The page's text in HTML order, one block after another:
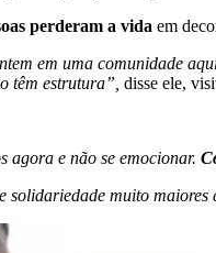
perderam a vida em
em uma comunidade
têm estrutura”, disse ele,
agora e não se emocionar.
solidariedade muito maiores